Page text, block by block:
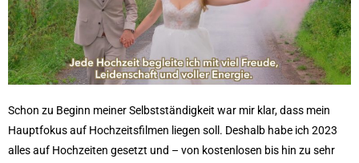
Schon zu Beginn meiner Selbstständigkeit war mir klar, dass mein
Hauptfokus auf Hochzeitsfilmen liegen soll. Deshalb habe ich 2023
alles auf Hochzeiten gesetzt und – von kostenlosen bis hin zu sehr